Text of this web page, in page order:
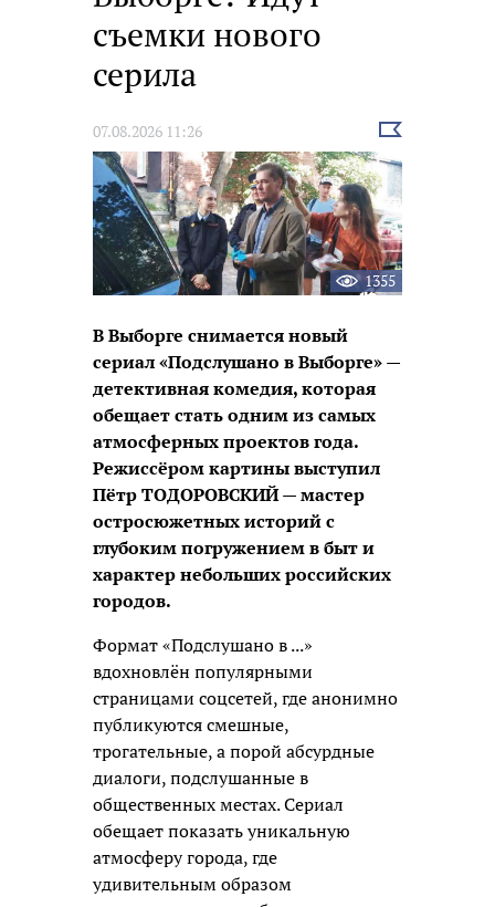
съемки нового
серила
07.08.2026 11:26
Выбрать
1355
В Выборге снимается новый
сериал «Подслушано в Выборге» —
детективная комедия, которая
обещает стать одним из самых
атмосферных проектов года.
Режиссёром картины выступил
Пётр ТОДОРОВСКИЙ — мастер
остросюжетных историй с
глубоким погружением в быт и
характер небольших российских
городов.
Формат «Подслушано в ...»
вдохновлён популярными
страницами соцсетей, где анонимно
публикуются смешные,
трогательные, а порой абсурдные
диалоги, подслушанные в
общественных местах. Сериал
обещает показать уникальную
атмосферу города, где
удивительным образом